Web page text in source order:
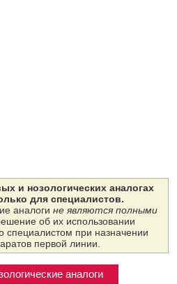
и нозологических аналогах
для специалистов.
аналоги не являются полными
об их использовании
специалистом при назначении
первой линии.
аналоги